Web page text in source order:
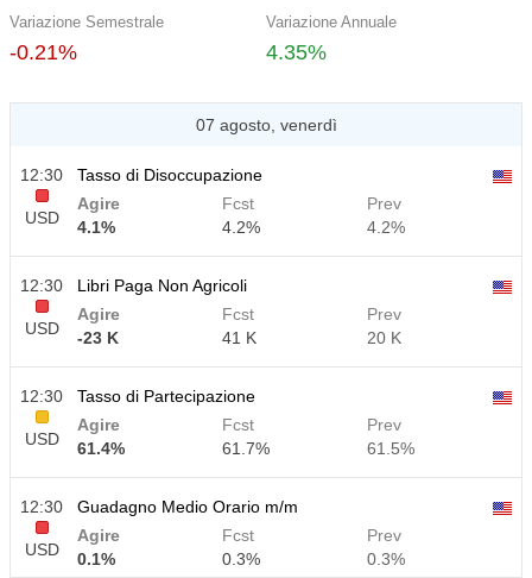
Variazione Semestrale
-0.21%
Variazione Annuale
4.35%
07 agosto, venerdì
12:30
USD
Tasso di Disoccupazione
Agire
4.1%
Fcst
4.2%
Prev
4.2%
12:30
USD
Libri Paga Non Agricoli
Agire
-23 K
Fcst
41 K
Prev
20 K
12:30
USD
Tasso di Partecipazione
Agire
61.4%
Fcst
61.7%
Prev
61.5%
12:30
USD
Guadagno Medio Orario m/m
Agire
0.1%
Fcst
0.3%
Prev
0.3%